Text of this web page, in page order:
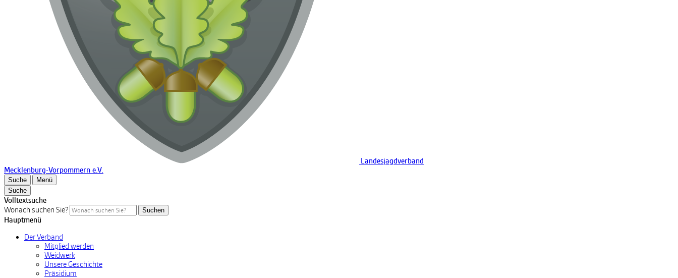
Landesjagdverband
Mecklenburg-Vorpommern e.V.
Suche
Menü
Suche
Volltextsuche
Wonach suchen Sie?
Suchen
Hauptmenü
Der Verband
Mitglied werden
Weidwerk
Unsere Geschichte
Präsidium